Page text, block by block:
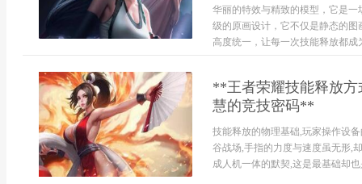
华丽的特效与精致的模型，它是
级的原画设计，它不仅是静态的
高度统一，让每一次技能释放都成
**王者荣耀技能释放
慧的竞技密码**
技能释放的物理基础,玩家操作设
谷战场,手指的力度与速度虽无形,
成人机一体的默契,这是最基础却